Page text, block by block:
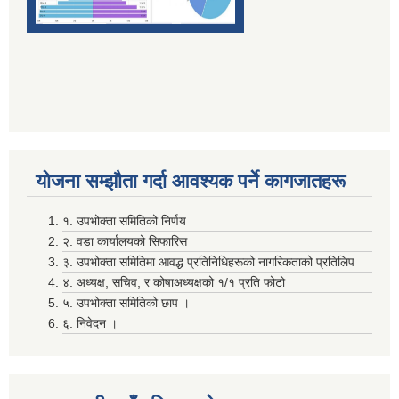
योजना सम्झाैता गर्दा आवश्यक पर्ने कागजातहरू
१. उपभोक्ता समितिको निर्णय
२. वडा कार्यालयको सिफारिस
३. उपभोक्ता समितिमा आवद्ध प्रतिनिधिहरूको नागरिकताको प्रतिलिप
४. अध्यक्ष, सचिव, र कोषाअध्यक्षको १/१ प्रति फोटो
५. उपभोक्ता समितिको छाप ।
६. निवेदन ।